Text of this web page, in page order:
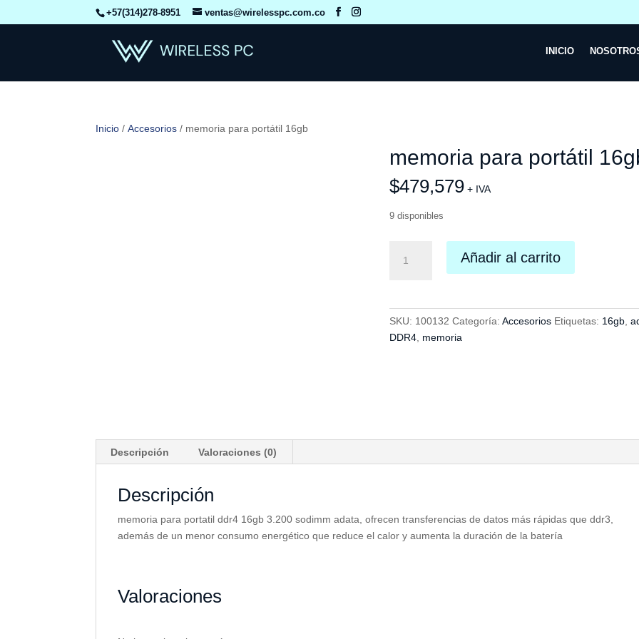
+57(314)278-8951 ventas@wirelesspc.com.co
INICIO
Inicio /Accesorios / memoria para portátil 16gb
memoria para portátil
$479,579 + IVA
9 disponibles
para
Añadir al carrito
SKU: 100132 Categoría:Accesorios Etiquetas: 16gb ,
DDR4 memoria
Descripción Valoraciones (0)
Descripción
memoria para portatil ddr4 16gb 3.200 sodimm adata, ofrecen transferencias de datos más rápidas que ddr3,
además de un menor consumo energético que reduce el calor y aumenta la duración de la batería
Valoraciones